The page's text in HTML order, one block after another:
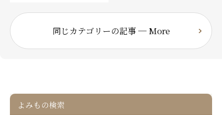
同じカテゴリーの記事 ─ More
よみもの検索